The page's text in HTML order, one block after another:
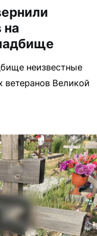
на
неизвестные
ветеранов Великой